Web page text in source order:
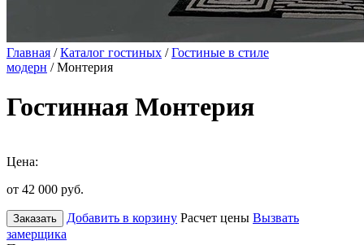
Главная /Каталог гостиных /Гостиные в стиле
модерн / Монтерия
Гостинная Монтерия
Цена:
от 42 000 руб.
Заказать Добавить в корзину Расчет цены Вызвать
замерщика